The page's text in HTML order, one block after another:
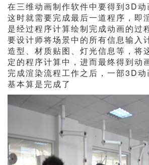
在三维动画制作软件中要得到3D动
这时就需要完成最后一道程序，即
是经过程序计算绘制完成动画的过
要设计师将场景中的所有信息输入
造型、材质贴图、灯光信息等，将
定的程序计算中，进而最终得到动
完成渲染流程工作之后，一部3D
基本算是完成了